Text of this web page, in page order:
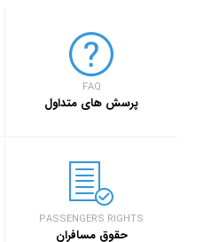
FAQ
پرسش های متداول
PASSENGERS RIGHTS
حقوق مسافران